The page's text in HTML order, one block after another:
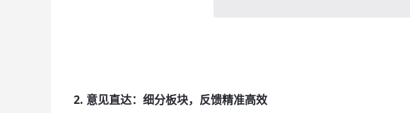
2. 意见直达：细分板块，反馈精准高效